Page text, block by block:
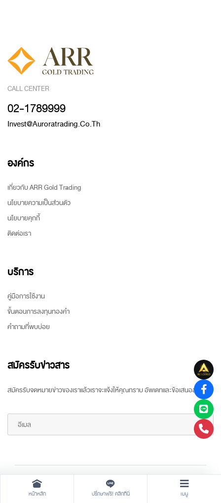
CALL CENTER
02-1789999
Invest@auroratrading.co.th
องค์กร
เกี่ยวกับ ARR Gold Trading
นโยบายความเป็นส่วนตัว
นโยบายคุกกี้
ติดต่อเรา
บริการ
คู่มือการใช้งาน
ขั้นตอนการลงทุนทองคำ
คำถามที่พบบ่อย
สมัครรับข่าวสาร
สมัครรับจดหมายข่าวของเราแล้วเราจะแจ้งให้คุณทราบ อัพเดทและข้อเสนอล่าสุด
Copyright © 2026 All rights reserved ARR Gold Trading
หน้าหลัก ปรึกษาฟรี! คลิกที่นี่ เมนู